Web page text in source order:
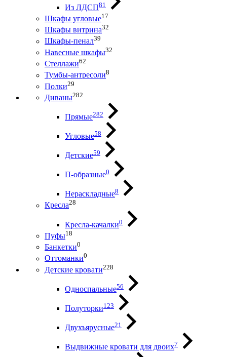
Из ЛДСП81
Шкафы угловые17
Шкафы витрина32
Шкафы-пенал39
Навесные шкафы32
Стеллажи62
Тумбы-антресоли8
Полки29
Диваны282
Прямые282
Угловые58
Детские59
П-образные0
Нераскладные8
Кресла28
Кресла-качалки0
Пуфы18
Банкетки0
Оттоманки0
Детские кровати228
Односпальные56
Полуторки123
Двухъярусные21
Выдвижные кровати для двоих7